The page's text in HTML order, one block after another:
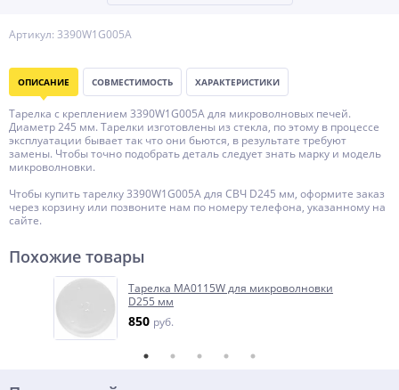
Артикул: 3390W1G005A
ОПИСАНИЕ СОВМЕСТИМОСТЬ ХАРАКТЕРИСТИКИ
Тарелка с креплением 3390W1G005A для микроволновых печей.
Диаметр 245 мм. Тарелки изготовлены из стекла, по этому в процессе
эксплуатации бывает так что они бьются, в результате требуют
замены. Чтобы точно подобрать деталь следует знать марку и модель
микроволновки.
Чтобы купить тарелку 3390W1G005A для СВЧ D245 мм, оформите заказ
через корзину или позвоните нам по номеру телефона, указанному на
сайте.
Похожие товары
Тарелка MA0115W для микроволновки
D255 мм
850 руб.